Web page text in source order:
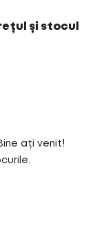
și stocul
ați venit!